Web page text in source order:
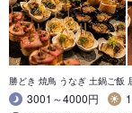
勝どき 焼鳥 うなぎ 土鍋ご飯
3001～4000円